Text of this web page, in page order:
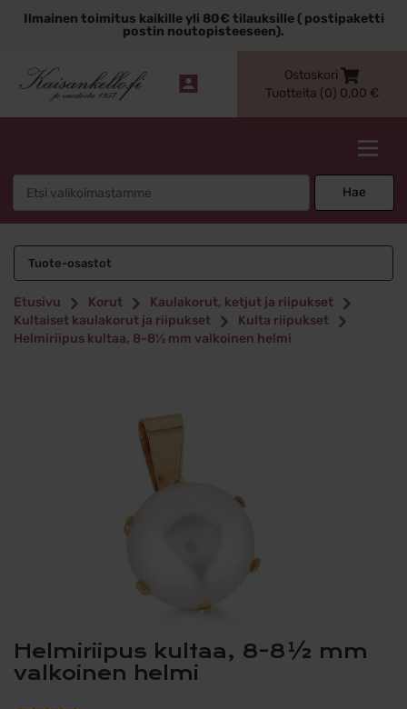
sisältöönIlmainen toimitus kaikille yli 80€ tilauksille ( postipaketti
postin noutopisteeseen).
Ostoskori
Tuotteita (0) 0,00 €
Hae
Tuote-osastot
Etusivu Korut
Kaulakorut, ketjut ja riipukset
Kultaiset kaulakorut ja riipukset
Kulta riipukset
Helmiriipus kultaa, 8-8½ mm valkoinen helmi
Helmiriipus kultaa, 8-8½ mm
valkoinen helmi